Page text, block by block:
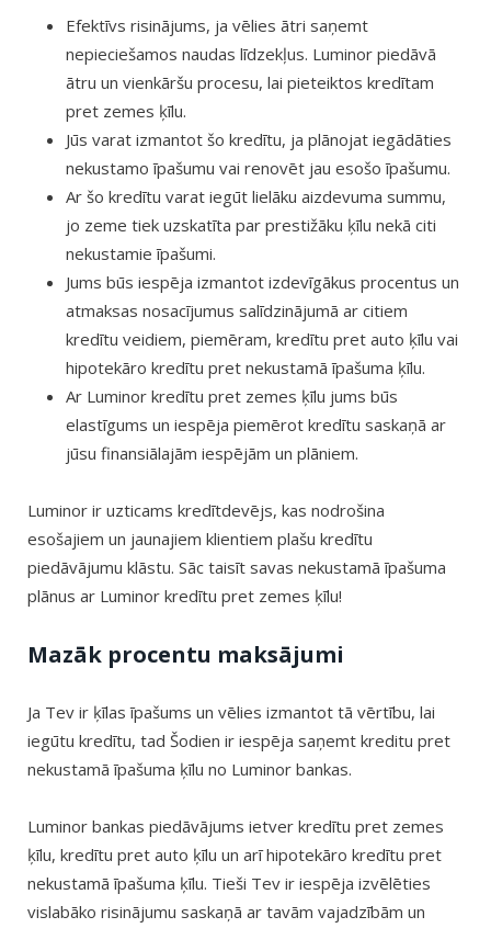
Efektīvs risinājums, ja vēlies ātri saņemt
nepieciešamos naudas līdzekļus. Luminor piedāvā
ātru un vienkāršu procesu, lai pieteiktos kredītam
pret zemes ķīlu.
Jūs varat izmantot šo kredītu, ja plānojat iegādāties
nekustamo īpašumu vai renovēt jau esošo īpašumu.
Ar šo kredītu varat iegūt lielāku aizdevuma summu,
jo zeme tiek uzskatīta par prestižāku ķīlu nekā citi
nekustamie īpašumi.
Jums būs iespēja izmantot izdevīgākus procentus un
atmaksas nosacījumus salīdzinājumā ar citiem
kredītu veidiem, piemēram, kredītu pret auto ķīlu vai
hipotekāro kredītu pret nekustamā īpašuma ķīlu.
Ar Luminor kredītu pret zemes ķīlu jums būs
elastīgums un iespēja piemērot kredītu saskaņā ar
jūsu finansiālajām iespējām un plāniem.
Luminor ir uzticams kredītdevējs, kas nodrošina
esošajiem un jaunajiem klientiem plašu kredītu
piedāvājumu klāstu. Sāc taisīt savas nekustamā īpašuma
plānus ar Luminor kredītu pret zemes ķīlu!
Mazāk procentu maksājumi
Ja Tev ir ķīlas īpašums un vēlies izmantot tā vērtību, lai
iegūtu kredītu, tad Šodien ir iespēja saņemt kreditu pret
nekustamā īpašuma ķīlu no Luminor bankas.
Luminor bankas piedāvājums ietver kredītu pret zemes
ķīlu, kredītu pret auto ķīlu un arī hipotekāro kredītu pret
nekustamā īpašuma ķīlu. Tieši Tev ir iespēja izvēlēties
vislabāko risinājumu saskaņā ar tavām vajadzībām un